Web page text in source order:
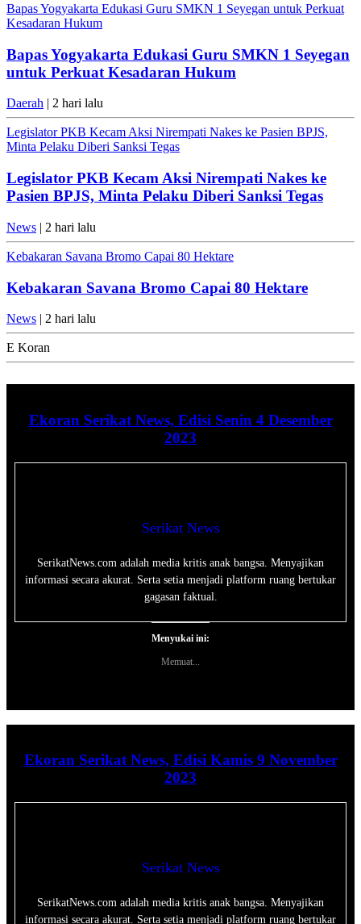
Bapas Yogyakarta Edukasi Guru SMKN 1 Seyegan untuk Perkuat
Kesadaran Hukum
Bapas Yogyakarta Edukasi Guru SMKN 1 Seyegan
untuk Perkuat Kesadaran Hukum
Daerah | 2 hari lalu
Legislator PKB Kecam Aksi Nirempati Nakes ke Pasien BPJS,
Minta Pelaku Diberi Sanksi Tegas
Legislator PKB Kecam Aksi Nirempati Nakes ke
Pasien BPJS, Minta Pelaku Diberi Sanksi Tegas
News | 2 hari lalu
Kebakaran Savana Bromo Capai 80 Hektare
Kebakaran Savana Bromo Capai 80 Hektare
News | 2 hari lalu
E Koran
Ekoran Serikat News, Edisi Senin 4 Desember
2023
Serikat News
SerikatNews.com adalah media kritis anak bangsa. Menyajikan
informasi secara akurat. Serta setia menjadi platform ruang bertukar
gagasan faktual.
Menyukai ini:
Memuat...
Ekoran Serikat News, Edisi Kamis 9 November
2023
Serikat News
SerikatNews.com adalah media kritis anak bangsa. Menyajikan
informasi secara akurat. Serta setia menjadi platform ruang bertukar